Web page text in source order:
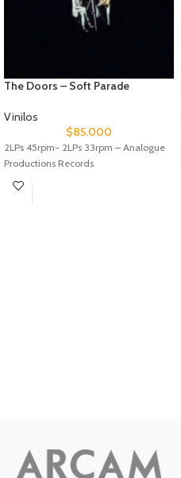
The Doors – Soft Parade
Vinilos
$85.000
2LPs 45rpm- 2LPs 33rpm – Analogue
Productions Records